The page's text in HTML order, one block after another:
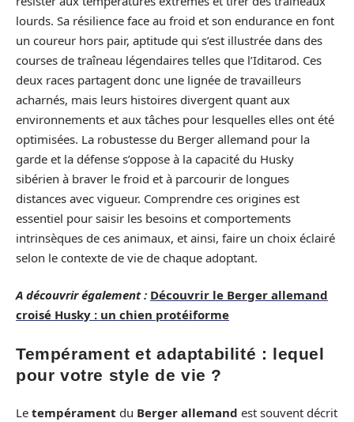
lourds. Sa résilience face au froid et son endurance en font
un coureur hors pair, aptitude qui s’est illustrée dans des
courses de traîneau légendaires telles que l’Iditarod. Ces
deux races partagent donc une lignée de travailleurs
acharnés, mais leurs histoires divergent quant aux
environnements et aux tâches pour lesquelles elles ont été
optimisées. La robustesse du Berger allemand pour la
garde et la défense s’oppose à la capacité du Husky
sibérien à braver le froid et à parcourir de longues
distances avec vigueur. Comprendre ces origines est
essentiel pour saisir les besoins et comportements
intrinsèques de ces animaux, et ainsi, faire un choix éclairé
selon le contexte de vie de chaque adoptant.
A découvrir également : Découvrir le Berger allemand
croisé Husky : un chien protéiforme
Tempérament et adaptabilité : lequel
pour votre style de vie ?
Le tempérament du Berger allemand est souvent décrit